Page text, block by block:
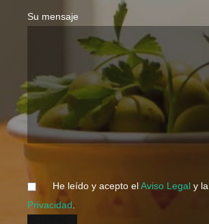
Su mensaje
He leído y acepto elAviso Legal y la
Privacidad.